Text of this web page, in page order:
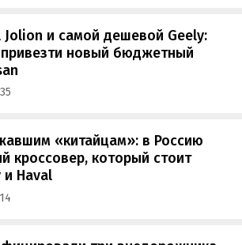
и самой дешевой Geely:
привезти новый бюджетный
«китайцам»: в Россию
кроссовер, который стоит
Haval